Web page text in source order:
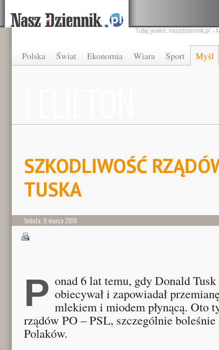
Polska Świat Ekonomia Wiara Sport Myśl
Tutaj jesteś: naszdziennik.pl
SZKODLIWOŚĆ
TUSKA
Sobota, 8 marca 2014
Ponad 6 lat temu, gdy Donald Tusk zostawał premierem, obiecywał i zapowiadał
mlekiem i miodem płynącą. Oto
rządów PO – PSL, szczególnie
Polaków.